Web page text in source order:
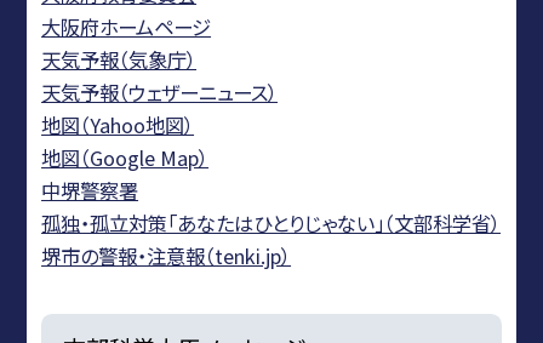
大阪府ホームページ
天気予報（気象庁）
天気予報（ウェザーニュース）
地図（Yahoo地図）
地図（Google Map）
中堺警察署
孤独・孤立対策「あなたはひとりじゃない」（文部科学省）
堺市の警報・注意報（tenki.jp）